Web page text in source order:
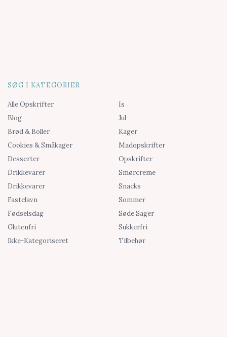
SØG I KATEGORIER
Alle Opskrifter
Blog
Brød & Boller
Cookies & Småkager
Desserter
Drikkevarer
Drikkevarer
Fastelavn
Fødselsdag
Glutenfri
Ikke-Kategoriseret
Is
Jul
Kager
Madopskrifter
Opskrifter
Smørcreme
Snacks
Sommer
Søde Sager
Sukkerfri
Tilbehør